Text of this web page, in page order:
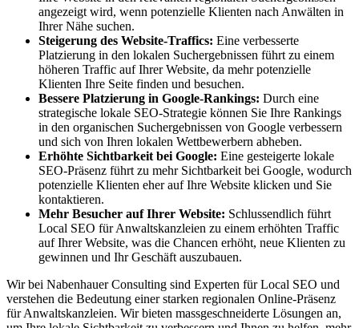
angezeigt wird, wenn potenzielle Klienten nach Anwälten in
Ihrer Nähe suchen.
Steigerung des Website-Traffics: Eine verbesserte
Platzierung in den lokalen Suchergebnissen führt zu einem
höheren Traffic auf Ihrer Website, da mehr potenzielle
Klienten Ihre Seite finden und besuchen.
Bessere Platzierung in Google-Rankings: Durch eine
strategische lokale SEO-Strategie können Sie Ihre Rankings
in den organischen Suchergebnissen von Google verbessern
und sich von Ihren lokalen Wettbewerbern abheben.
Erhöhte Sichtbarkeit bei Google: Eine gesteigerte lokale
SEO-Präsenz führt zu mehr Sichtbarkeit bei Google, wodurch
potenzielle Klienten eher auf Ihre Website klicken und Sie
kontaktieren.
Mehr Besucher auf Ihrer Website: Schlussendlich führt
Local SEO für Anwaltskanzleien zu einem erhöhten Traffic
auf Ihrer Website, was die Chancen erhöht, neue Klienten zu
gewinnen und Ihr Geschäft auszubauen.
Wir bei Nabenhauer Consulting sind Experten für Local SEO und
verstehen die Bedeutung einer starken regionalen Online-Präsenz
für Anwaltskanzleien. Wir bieten massgeschneiderte Lösungen an,